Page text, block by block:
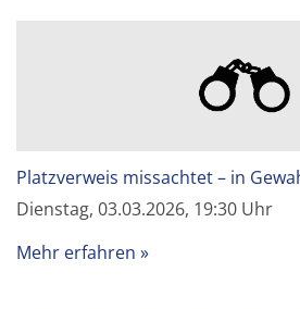
Platzverweis missachtet – in
Dienstag, 03.03.2026, 19:30 Uhr
Mehr erfahren